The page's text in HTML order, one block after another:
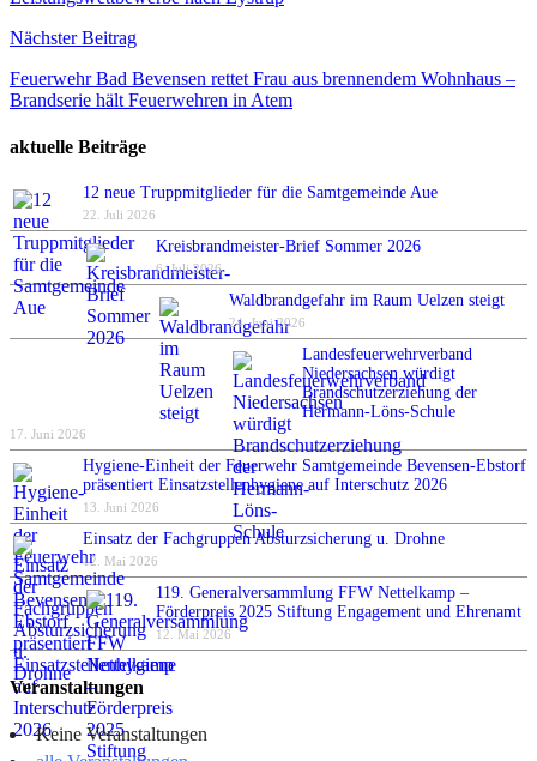
Nächster Beitrag
Feuerwehr Bad Bevensen rettet Frau aus brennendem Wohnhaus –
Brandserie hält Feuerwehren in Atem
aktuelle Beiträge
12 neue Truppmitglieder für die Samtgemeinde Aue
22. Juli 2026
Kreisbrandmeister-Brief Sommer 2026
6. Juli 2026
Waldbrandgefahr im Raum Uelzen steigt
24. Juni 2026
Landesfeuerwehrverband
Niedersachsen würdigt
Brandschutzerziehung der
Hermann-Löns-Schule
17. Juni 2026
Hygiene-Einheit der Feuerwehr Samtgemeinde Bevensen-Ebstorf
präsentiert Einsatzstellenhygiene auf Interschutz 2026
13. Juni 2026
Einsatz der Fachgruppen Absturzsicherung u. Drohne
12. Mai 2026
119. Generalversammlung FFW Nettelkamp –
Förderpreis 2025 Stiftung Engagement und Ehrenamt
12. Mai 2026
Veranstaltungen
Keine Veranstaltungen